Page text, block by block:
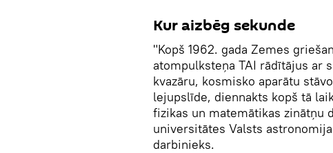
Kur aizbēg sekunde
"Kopš 1962. gada Zemes
atompulksteņa TAI rādītājus ar
kvazāru, kosmisko aparātu
lejupslīde, diennakts kopš tā
fizikas un matemātikas zinātņu
universitātes Valsts
darbinieks.